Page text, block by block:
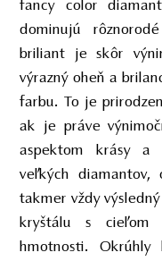
fancy color
dominujú
briliant je skôr
výrazný oheň a
farbu. To je
ak je práve
aspektom krásy a
veľkých
takmer vždy
kryštálu s cieľom
hmotnosti.